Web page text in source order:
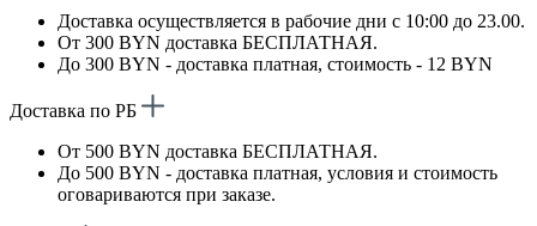
Доставка осуществляется в рабочие дни с 10:00 до 23.00.
От 300 BYN доставка БЕСПЛАТНАЯ.
До 300 BYN - доставка платная, стоимость - 12 BYN
Доставка по РБ
От 500 BYN доставка БЕСПЛАТНАЯ.
До 500 BYN - доставка платная, условия и стоимость
оговариваются при заказе.